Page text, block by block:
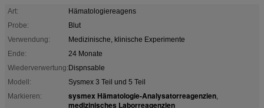
Art:
Hämatologiereagens
Probe:
Blut
Verwendung:
Medizinische, klinische Experimente
Ende:
24 Monate
Wiederverwertung:Dispnsable
Modell:
Sysmex 3 Teil und 5 Teil
Markieren:
sysmex Hämatologie-Analysatorreagenzien,
medizinisches Laborreagenzien